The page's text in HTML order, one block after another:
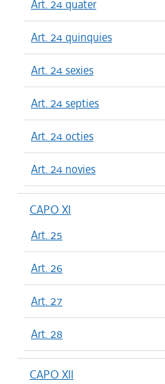
Art. 24 quater
Art. 24 quinquies
Art. 24 sexies
Art. 24 septies
Art. 24 octies
Art. 24 novies
CAPO XI
Art. 25
Art. 26
Art. 27
Art. 28
CAPO XII